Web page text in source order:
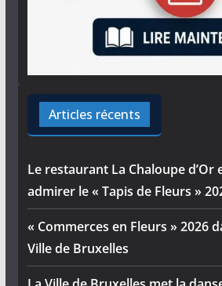
Articles récents
Le restaurant La Chaloupe
admirer le « Tapis de Fleurs »
« Commerces en Fleurs » 2026
Ville de Bruxelles